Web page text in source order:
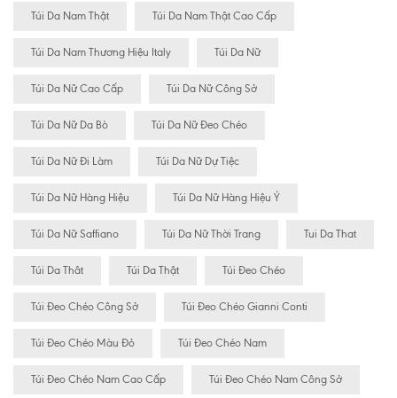
Túi Da Nam Thật Túi Da Nam Thật Cao Cấp
Túi Da Nam Thương Hiệu Italy Túi Da Nữ
Túi Da Nữ Cao Cấp Túi Da Nữ Công Sở
Túi Da Nữ Da Bò Túi Da Nữ Đeo Chéo
Túi Da Nữ Đi Làm Túi Da Nữ Dự Tiệc
Túi Da Nữ Hàng Hiệu Túi Da Nữ Hàng Hiệu Ý
Túi Da Nữ Saffiano Túi Da Nữ Thời Trang Tui Da That
Túi Da Thât Túi Da Thật Túi Đeo Chéo
Túi Đeo Chéo Công Sở Túi Đeo Chéo Gianni Conti
Túi Đeo Chéo Màu Đỏ Túi Đeo Chéo Nam
Túi Đeo Chéo Nam Cao Cấp Túi Đeo Chéo Nam Công Sở